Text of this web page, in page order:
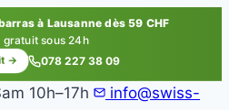
à Lausanne dès 59 CHF
gratuit sous 24h
→ 078 227 38 09
10h–17h
info@swiss-